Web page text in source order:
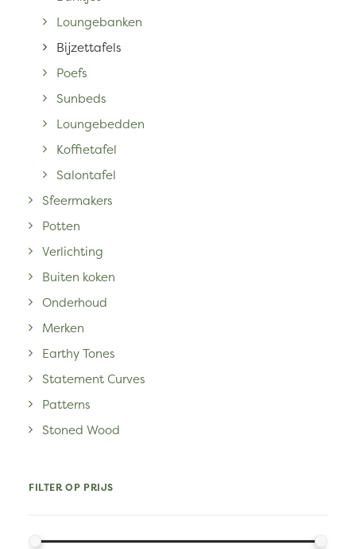
Loungebanken
Bijzettafels
Poefs
Sunbeds
Loungebedden
Koffietafel
Salontafel
Sfeermakers
Potten
Verlichting
Buiten koken
Onderhoud
Merken
Earthy Tones
Statement Curves
Patterns
Stoned Wood
FILTER OP PRIJS